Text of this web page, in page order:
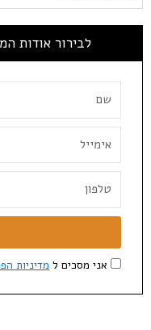
לבירור אודות
אני מסכים ל מדיניות